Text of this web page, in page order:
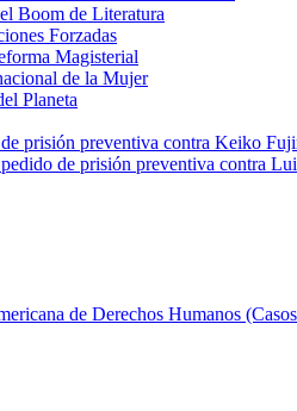
Boom de Literatura
Forzadas
Magisterial
de la Mujer
Planeta
prisión preventiva contra Keiko
de prisión preventiva contra
de Derechos Humanos